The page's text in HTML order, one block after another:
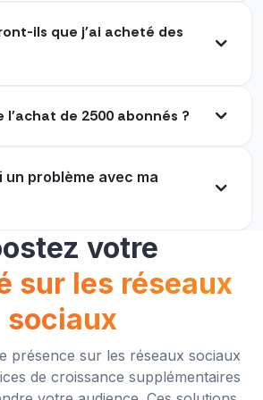
a l'air excellent maintenant
recommandé.
Finalement, ma recherche
sites que j'ai jamais trouvé pour
ils que j'ai acheté des
l'achat de 2500 abonnés ?
problème avec ma
votre
sur les réseaux
sociaux
présence sur les réseaux sociaux
de croissance supplémentaires